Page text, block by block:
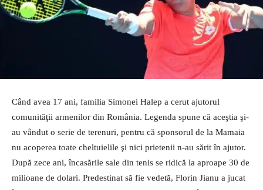
Când avea 17 ani, familia Simonei Halep a cerut ajutorul
comunităţii armenilor din România. Legenda spune că aceştia şi-
au vândut o serie de terenuri, pentru că sponsorul de la Mamaia
nu acoperea toate cheltuielile şi nici prietenii n-au sărit în ajutor.
După zece ani, încasările sale din tenis se ridică la aproape 30 de
milioane de dolari. Predestinat să fie vedetă, Florin Jianu a jucat